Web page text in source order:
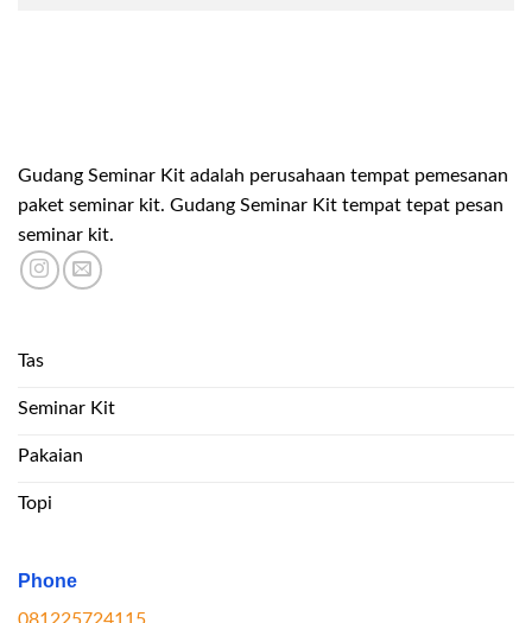
Gudang Seminar Kit adalah perusahaan tempat pemesanan
paket seminar kit. Gudang Seminar Kit tempat tepat pesan
seminar kit.
Tas
Seminar Kit
Pakaian
Topi
Phone
081225724115